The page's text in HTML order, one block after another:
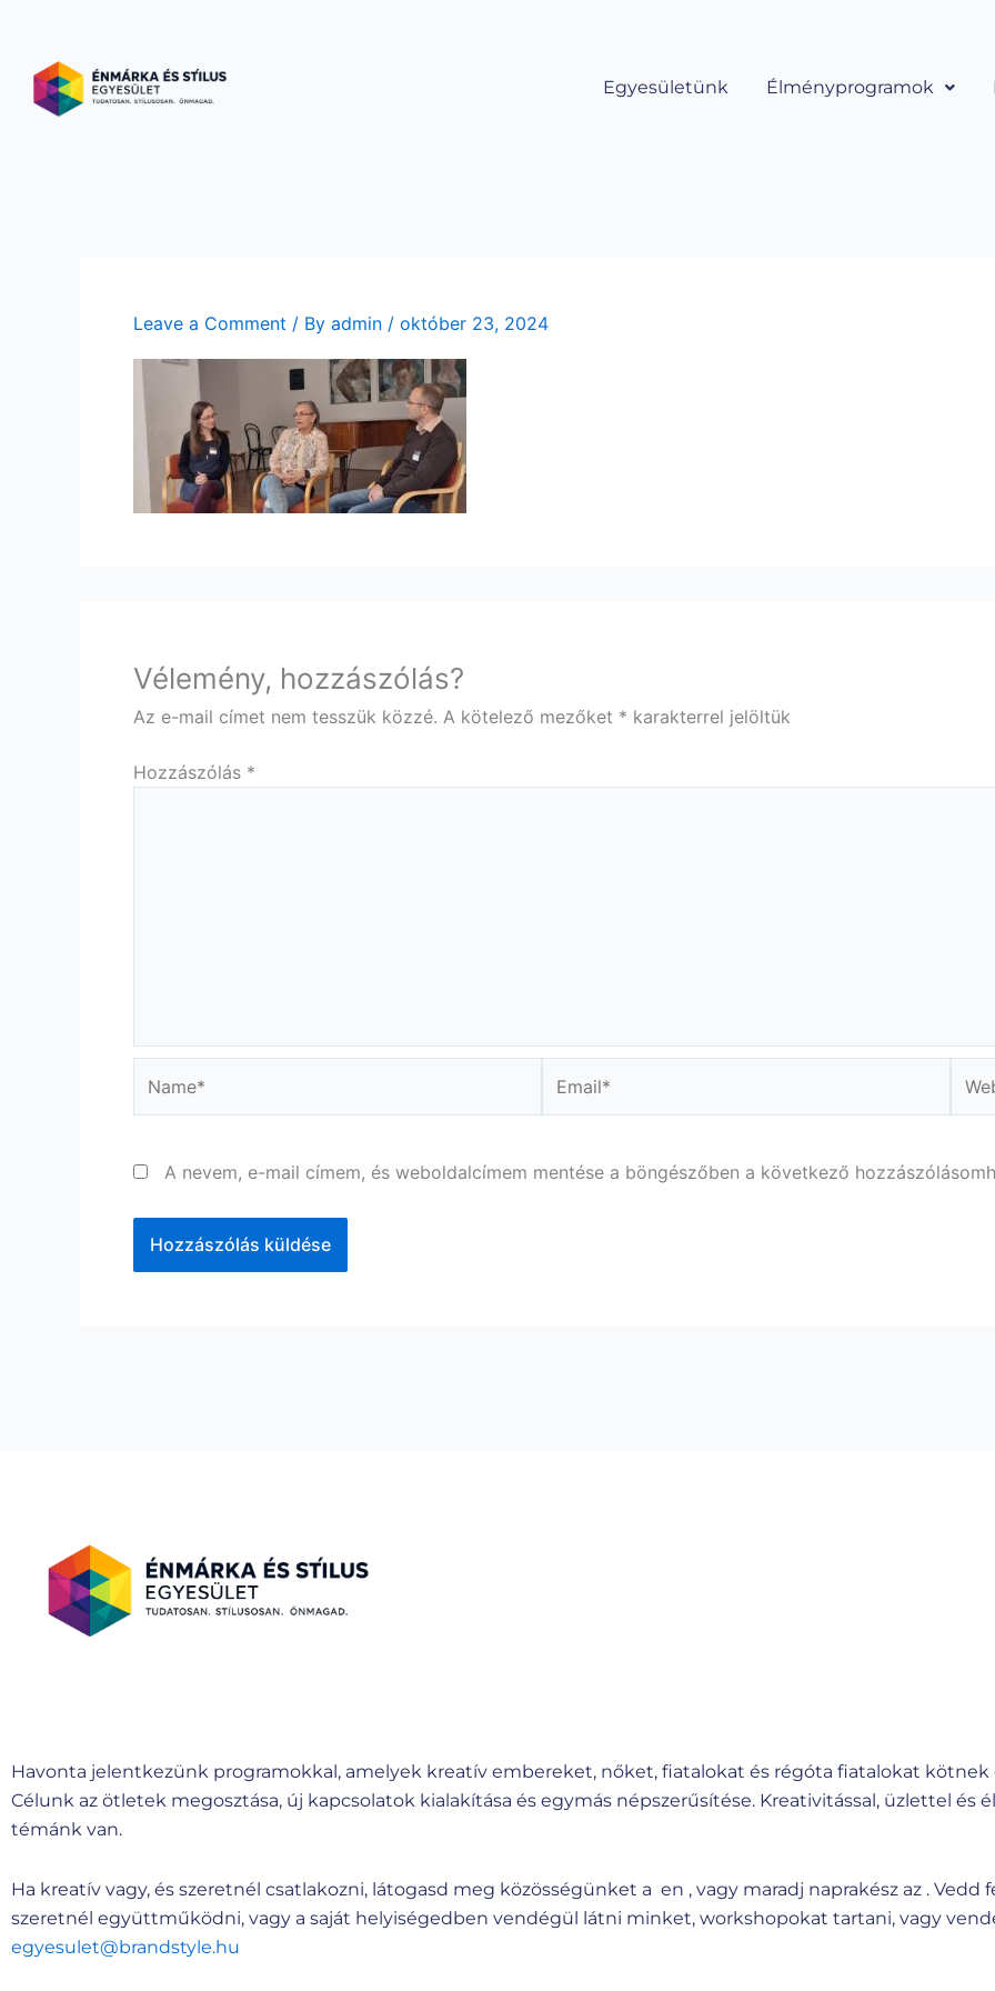
content
Egyesületünk Élményprogramok
Leave a Comment / By admin / október 23, 2024
Vélemény, hozzászólás?
Az e-mail címet nem tesszük közzé. A kötelező mezőket * karakterrel jelöltük
Hozzászólás *
A nevem, e-mail címem, és weboldalcímem mentése a böngészőben a következő
Havonta jelentkezünk programokkal, amelyek kreatív embereket, nőket, fiatalokat és régóta fiatalokat kötnek
Célunk az ötletek megosztása, új kapcsolatok kialakítása és egymás népszerűsítése. Kreativitással, üzlettel és
témánk van.
Ha kreatív vagy, és szeretnél csatlakozni, látogasd meg közösségünket a en , vagy maradj naprakész az . Vedd
szeretnél együttműködni, vagy a saját helyiségedben vendégül látni minket, workshopokat tartani, vagy
egyesulet@brandstyle.hu